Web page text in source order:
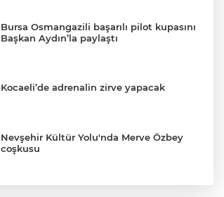
Bursa Osmangazili başarılı pilot kupasını
Başkan Aydın’la paylaştı
Kocaeli’de adrenalin zirve yapacak
Nevşehir Kültür Yolu'nda Merve Özbey
coşkusu